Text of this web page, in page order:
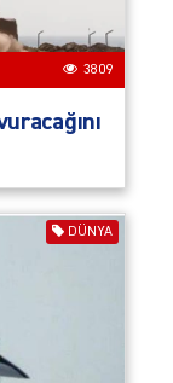
3809
DÜNYA